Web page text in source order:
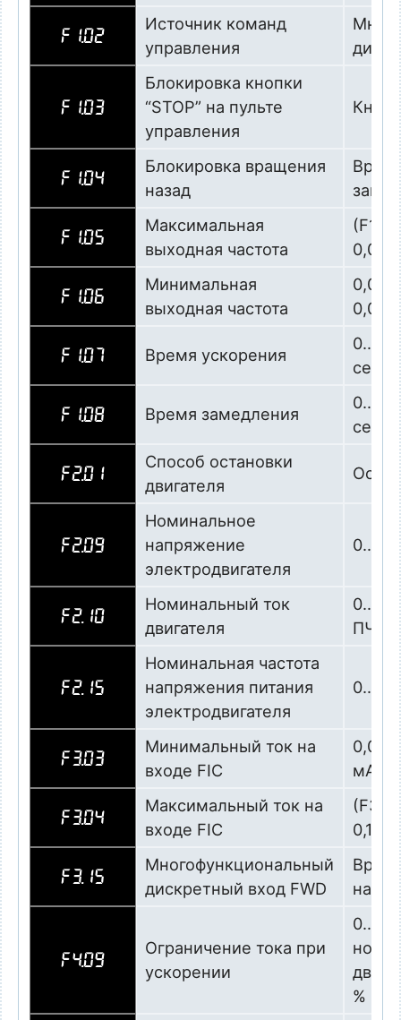
F1.02
Источник команд
управления
F1.03
Блокировка кнопки
“STOP” на пульте
управления
F1.04
Блокировка вращения
назад
F1.05
Максимальная
выходная частота
0,01
F1.06
Минимальная
выходная частота
0,01
F1.07 Время ускорения
сек
F1.08 Время замедления
сек
F2.01
Способ остановки
двигателя
F2.09
Номинальное
напряжение
электродвигателя
F2.10
Номинальный ток
двигателя
ПЧ,
F2.15
Номинальная частота
напряжения питания
электродвигателя
F3.03
Минимальный ток на
входе FIC
мА
F3.04
Максимальный ток на
входе FIC
0,1 мА
F3.15
Многофункциональный
дискретный вход FWD
F4.09
Ограничение тока при
ускорении
%